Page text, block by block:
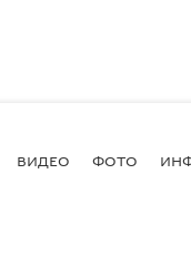
ВИДЕО ФОТО